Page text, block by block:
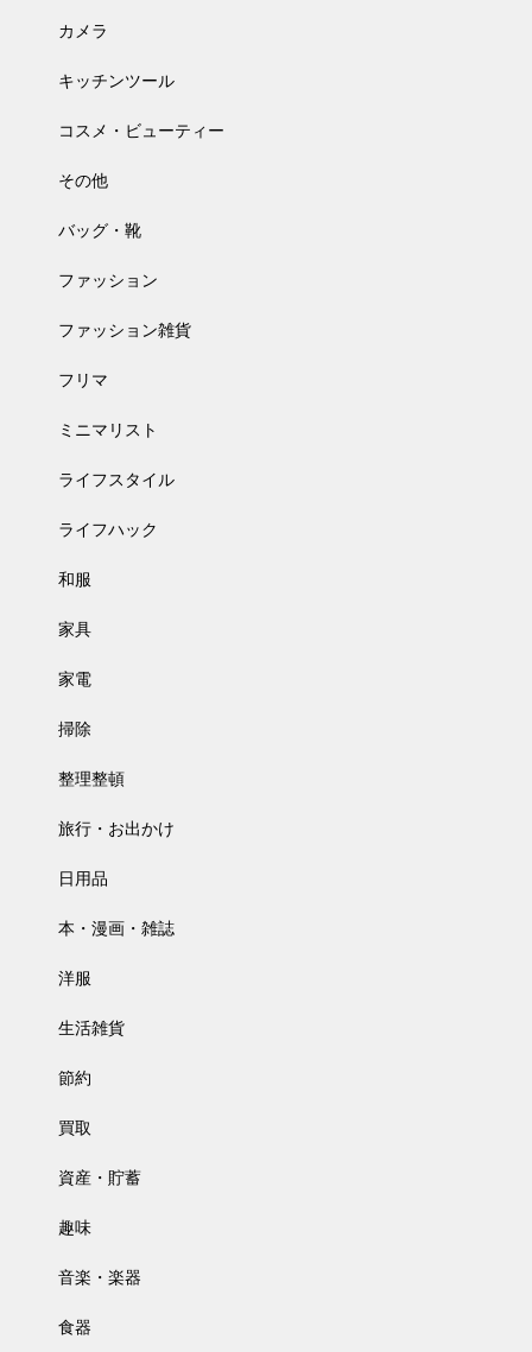
カメラ
キッチンツール
コスメ・ビューティー
その他
バッグ・靴
ファッション
ファッション雑貨
フリマ
ミニマリスト
ライフスタイル
ライフハック
和服
家具
家電
掃除
整理整頓
旅行・お出かけ
日用品
本・漫画・雑誌
洋服
生活雑貨
節約
買取
資産・貯蓄
趣味
音楽・楽器
食器